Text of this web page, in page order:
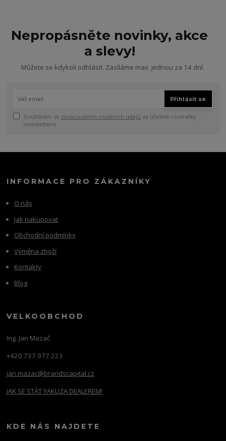
Nepropásněte novinky, akce
a slevy!
Můžete se kdykoli odhlásit. Zasíláme max. jednou za 14 dní.
Přihlásit se
Souhlasím se zpracováním osobních údajů za účelem rozesílky
newsletteru.
INFORMACE PRO ZÁKAZNÍKY
O nás
Jak nakupovat
Obchodní podmínky
Výměna zboží
Kontakty
Blog
VELKOOBCHOD
Ing. Jan Mazač
+420 737 977 223
jan.mazac@brandscapital.cz
JAK SE STÁT YAKUZA DEALEREM!
KDE NÁS NAJDETE